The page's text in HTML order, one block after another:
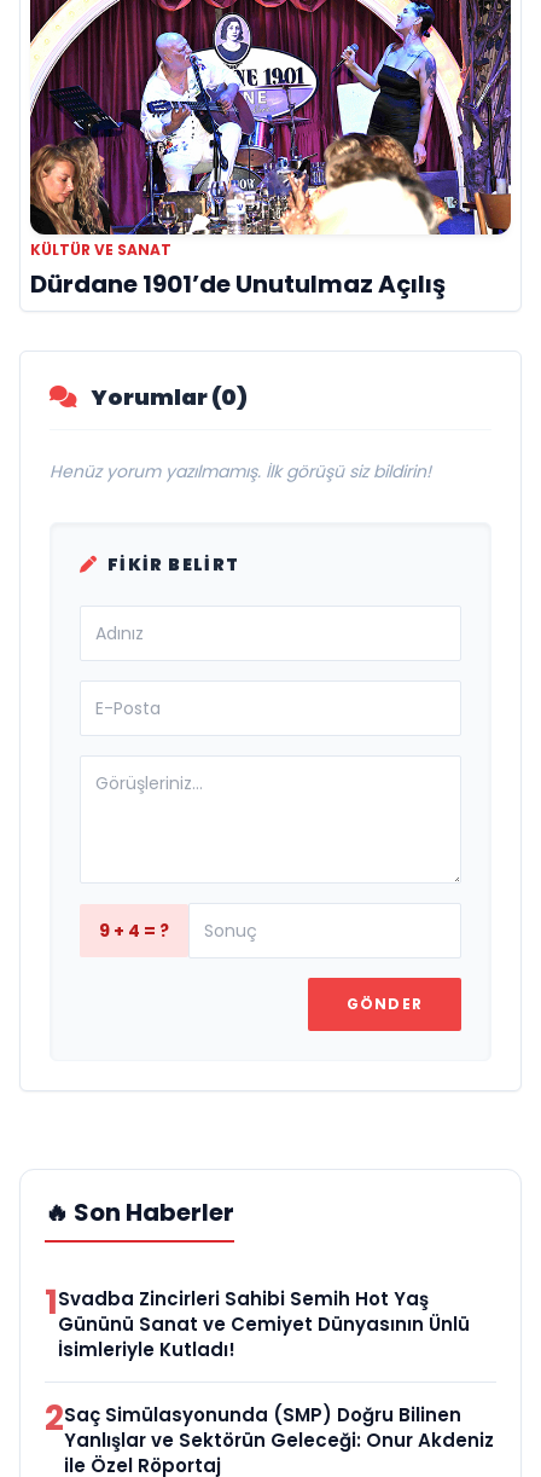
KÜLTÜR VE SANAT
Dürdane 1901’de Unutulmaz Açılış
Yorumlar (0)
Henüz yorum yazılmamış. İlk görüşü siz bildirin!
FIKIR BELIRT
9 + 4 = ?
GÖNDER
🔥 Son Haberler
1Svadba Zincirleri Sahibi Semih Hot Yaş
Gününü Sanat ve Cemiyet Dünyasının Ünlü
İsimleriyle Kutladı!
2Saç Simülasyonunda (SMP) Doğru Bilinen
Yanlışlar ve Sektörün Geleceği: Onur Akdeniz
ile Özel Röportaj